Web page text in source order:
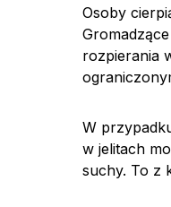
Osoby
rozpierania
W
w jelitach
suchy. To z